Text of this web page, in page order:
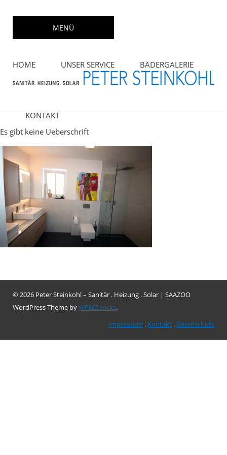
MENÜ
HOME UNSER SERVICE BÄDERGALERIE
KONTAKT
Es gibt keine Ueberschrift
© 2026 Peter Steinkohl – Sanitär . Heizung . Solar | SAAZOO
WordPress Theme byWPMZ.rocks.
Impressum . Kontakt . Datenschutz